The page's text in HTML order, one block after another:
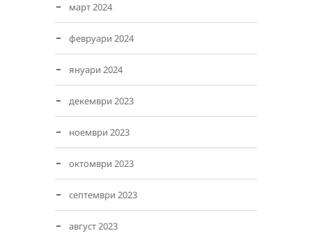
март 2024
февруари 2024
януари 2024
декември 2023
ноември 2023
октомври 2023
септември 2023
август 2023